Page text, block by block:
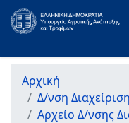
Αρχική
Δ/νση
Αρχείο Δ/νσης